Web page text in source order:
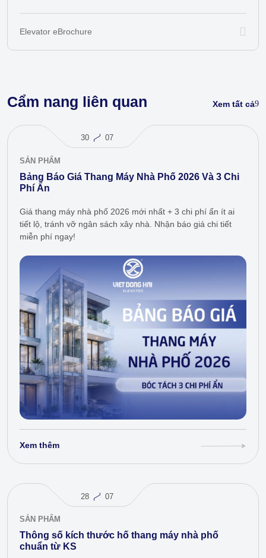
Elevator eBrochure
Cẩm nang liên quan Xem tất cả
30 07
SẢN PHẨM
Bảng Báo Giá Thang Máy Nhà Phố 2026 Và 3 Chi
Phí Ẩn
Giá thang máy nhà phố 2026 mới nhất + 3 chi phí ẩn ít ai
tiết lộ, tránh vỡ ngân sách xây nhà. Nhận báo giá chi tiết
miễn phí ngay!
Xem thêm
28 07
SẢN PHẨM
Thông số kích thước hố thang máy nhà phố
chuẩn từ KS